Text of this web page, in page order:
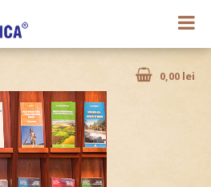
0,00 lei